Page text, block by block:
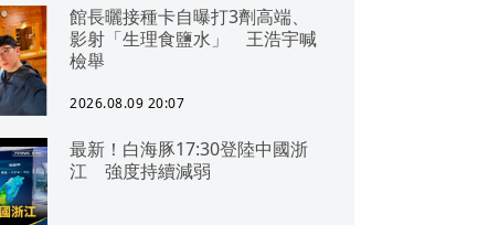
館長曬接種卡自曝打3劑高端、
影射「生理食鹽水」 王浩宇喊
檢舉
2026.08.09 20:07
最新！白海豚17:30登陸中國浙
江 強度持續減弱